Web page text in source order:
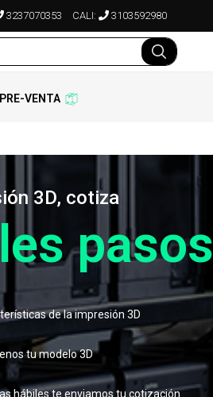
3237070353 CALI: 3103592980
PRE-VENTA
3D, cotiza
pasos
de la impresión 3D
tu modelo 3D
hábiles te enviamos tu cotización